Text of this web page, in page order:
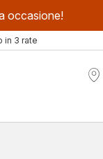
occasione!
in 3 rate
I